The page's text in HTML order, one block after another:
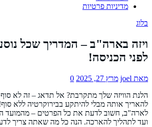
מדיניות פרטיות
בלוג
ויזה בארה"ב – המדריך שכל
לפני הכניסה!
מאת joel מרץ 27, 2025
0
הלנת הוויזה שלך מתקרבת? אל תדאג – זה לא
להאריך אותה מבלי להיתקע בבירוקרטיה ללא
לארה"ב, חשוב לדעת את כל הפרטים – מהמועד
ועד לתהליך להארכה. הנה כל מה שאתה צריך